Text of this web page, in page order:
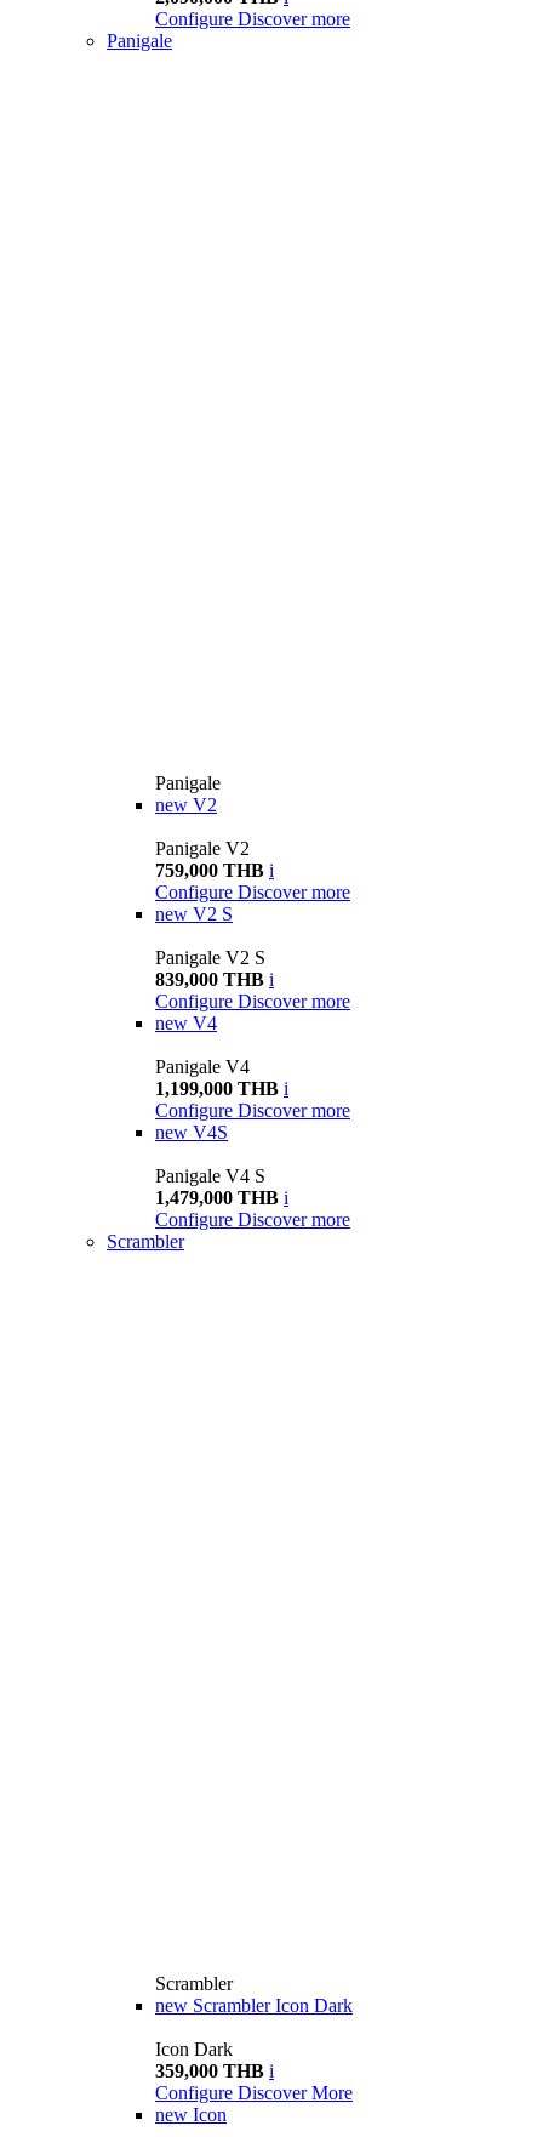
Configure Discover more
Panigale
Panigale
new V2
Panigale V2
759,000 THB i
Configure Discover more
new V2 S
Panigale V2 S
839,000 THB i
Configure Discover more
new V4
Panigale V4
1,199,000 THB i
Configure Discover more
new V4S
Panigale V4 S
1,479,000 THB i
Configure Discover more
Scrambler
Scrambler
new Scrambler Icon Dark
Icon Dark
359,000 THB i
Configure Discover More
new Icon